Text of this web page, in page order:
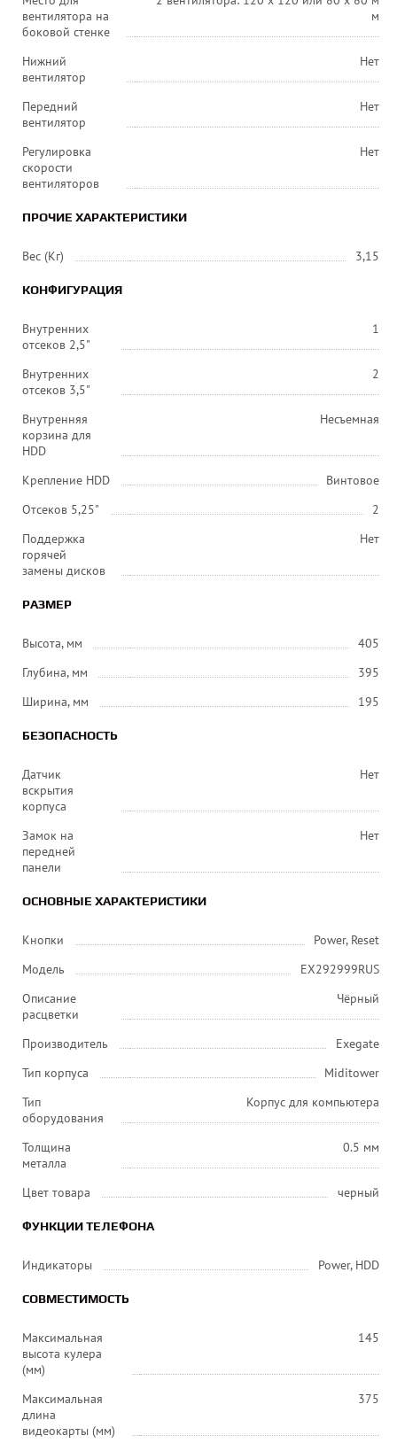
вентилятора на
боковой стенке
м
Нижний
вентилятор
Нет
Передний
вентилятор
Нет
Регулировка
скорости
вентиляторов
Нет
ПРОЧИЕ ХАРАКТЕРИСТИКИ
Вес (Кг) 3,15
КОНФИГУРАЦИЯ
Внутренних
отсеков 2,5"
1
Внутренних
отсеков 3,5"
2
Внутренняя
корзина для
HDD
Несъемная
Крепление HDD
Винтовое
Отсеков 5,25"
2
Поддержка
горячей
замены дисков
Нет
РАЗМЕР
Высота, мм
405
Глубина, мм
395
Ширина, мм
195
БЕЗОПАСНОСТЬ
Датчик
вскрытия
корпуса
Нет
Замок на
передней
панели
Нет
ОСНОВНЫЕ ХАРАКТЕРИСТИКИ
Кнопки
Power, Reset
Модель
EX292999RUS
Описание
расцветки
Чёрный
Производитель
Exegate
Тип корпуса
Miditower
Тип
оборудования
Корпус для компьютера
Толщина
металла
0.5 мм
Цвет товара черный
ФУНКЦИИ ТЕЛЕФОНА
Индикаторы Power, HDD
СОВМЕСТИМОСТЬ
Максимальная
высота кулера
(мм)
145
Максимальная
длина
видеокарты (мм)
375